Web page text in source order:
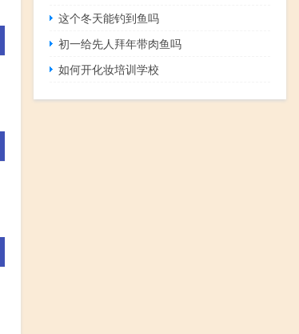
这个冬天能钓到鱼吗
初一给先人拜年带肉鱼吗
如何开化妆培训学校